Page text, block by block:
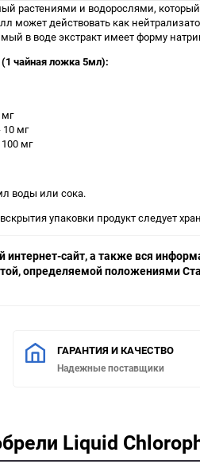
растениями и водорослями,
может действовать как
в воде экстракт имеет форму
чайная ложка 5мл):
мг
мг
воды или сока.
упаковки продукт следует
сайт, а также вся
определяемой положениями
ГАРАНТИЯ И КАЧЕСТВО
Надежные поставщики
Liquid